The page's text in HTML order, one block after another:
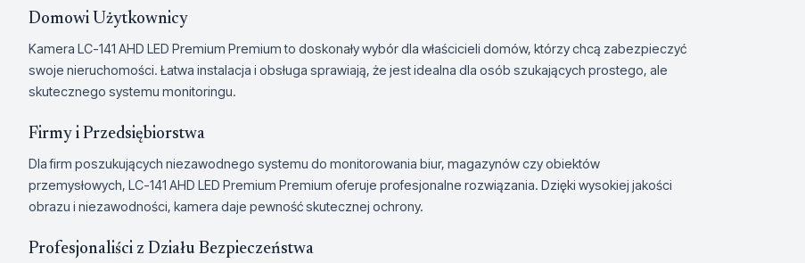
Domowi Użytkownicy
Kamera LC-141 AHD LED Premium Premium to doskonały wybór dla właścicieli domów, którzy chcą zabezpieczyć
swoje nieruchomości. Łatwa instalacja i obsługa sprawiają, że jest idealna dla osób szukających prostego, ale
skutecznego systemu monitoringu.
Firmy i Przedsiębiorstwa
Dla firm poszukujących niezawodnego systemu do monitorowania biur, magazynów czy obiektów
przemysłowych, LC-141 AHD LED Premium Premium oferuje profesjonalne rozwiązania. Dzięki wysokiej jakości
obrazu i niezawodności, kamera daje pewność skutecznej ochrony.
Profesjonaliści z Działu Bezpieczeństwa